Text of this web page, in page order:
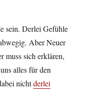
sein. Derlei Gefühle
Aber Neuer
muss sich erklären,
alles für den
nichtderlei